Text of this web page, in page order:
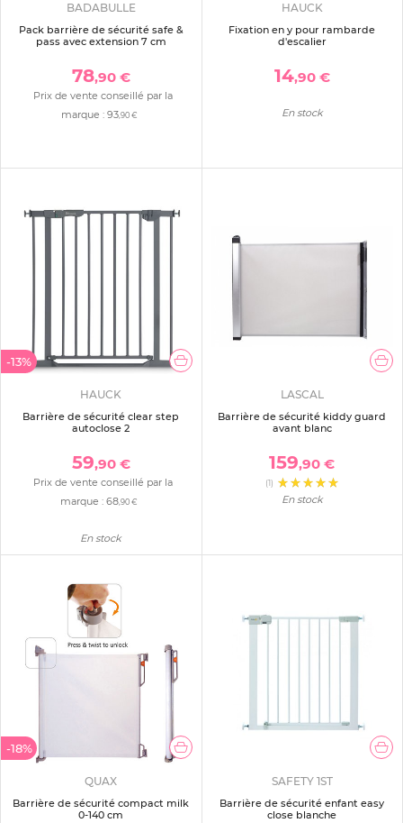
BADABULLE
Pack barrière de sécurité safe &
pass avec extension 7 cm
78,90 €
Prix de vente conseillé par la
marque : 93,90 €
HAUCK
Fixation en y pour rambarde
d'escalier
14,90 €
En stock
-13%
HAUCK
Barrière de sécurité clear step
autoclose 2
59,90 €
Prix de vente conseillé par la
marque :68 ,90 €
En stock
LASCAL
Barrière de sécurité kiddy guard
avant blanc
159,90 €
(1)
En stock
-18%
QUAX
Barrière de sécurité compact milk
0-140 cm
SAFETY 1ST
Barrière de sécurité enfant easy
close blanche